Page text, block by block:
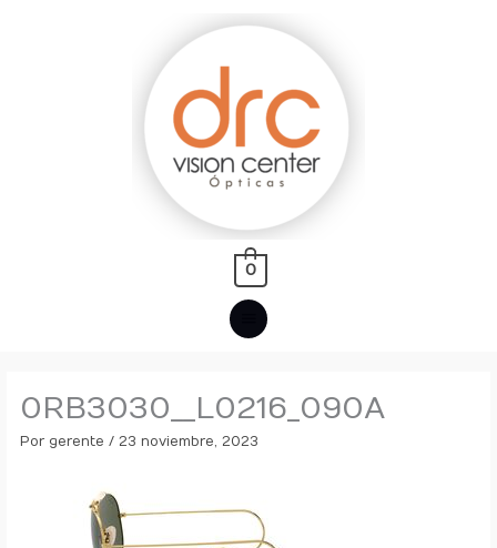
MENÚ
PRINCIPAL
0
0RB3030__L0216_090A
Por gerente/23 noviembre, 2023